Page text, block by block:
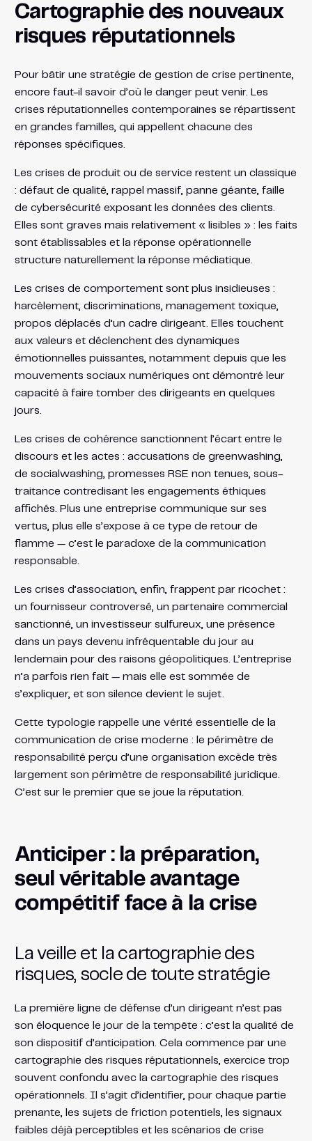
Cartographie des nouveaux
risques réputationnels
Pour bâtir une stratégie de gestion de crise pertinente,
encore faut-il savoir d’où le danger peut venir. Les
crises réputationnelles contemporaines se répartissent
en grandes familles, qui appellent chacune des
réponses spécifiques.
Les crises de produit ou de service restent un classique
: défaut de qualité, rappel massif, panne géante, faille
de cybersécurité exposant les données des clients.
Elles sont graves mais relativement « lisibles » : les faits
sont établissables et la réponse opérationnelle
structure naturellement la réponse médiatique.
Les crises de comportement sont plus insidieuses :
harcèlement, discriminations, management toxique,
propos déplacés d’un cadre dirigeant. Elles touchent
aux valeurs et déclenchent des dynamiques
émotionnelles puissantes, notamment depuis que les
mouvements sociaux numériques ont démontré leur
capacité à faire tomber des dirigeants en quelques
jours.
Les crises de cohérence sanctionnent l’écart entre le
discours et les actes : accusations de greenwashing,
de socialwashing, promesses RSE non tenues, sous-
traitance contredisant les engagements éthiques
affichés. Plus une entreprise communique sur ses
vertus, plus elle s’expose à ce type de retour de
flamme — c’est le paradoxe de la communication
responsable.
Les crises d’association, enfin, frappent par ricochet :
un fournisseur controversé, un partenaire commercial
sanctionné, un investisseur sulfureux, une présence
dans un pays devenu infréquentable du jour au
lendemain pour des raisons géopolitiques. L’entreprise
n’a parfois rien fait — mais elle est sommée de
s’expliquer, et son silence devient le sujet.
Cette typologie rappelle une vérité essentielle de la
communication de crise moderne : le périmètre de
responsabilité perçu d’une organisation excède très
largement son périmètre de responsabilité juridique.
C’est sur le premier que se joue la réputation.
Anticiper : la préparation,
seul véritable avantage
compétitif face à la crise
La veille et la cartographie des
risques, socle de toute stratégie
La première ligne de défense d’un dirigeant n’est pas
son éloquence le jour de la tempête : c’est la qualité de
son dispositif d’anticipation. Cela commence par une
cartographie des risques réputationnels, exercice trop
souvent confondu avec la cartographie des risques
opérationnels. Il s’agit d’identifier, pour chaque partie
prenante, les sujets de friction potentiels, les signaux
faibles déjà perceptibles et les scénarios de crise